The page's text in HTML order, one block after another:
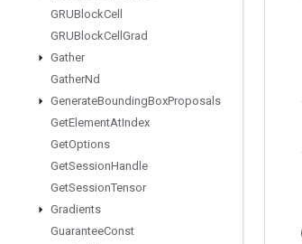
GRUBlockCell
GRUBlockCell Grad
Gather
GatherNd
GenerateBoundingBoxProposals
GetElementAtIndex
GetOptions
GetSessionHandle
GetSessionTensor
Gradients
GuaranteeConst